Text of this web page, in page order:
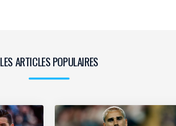
LES ARTICLES POPULAIRES